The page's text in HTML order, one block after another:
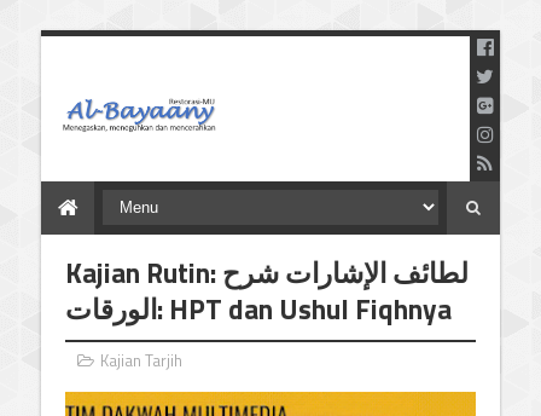
dan Mencerahkan
Kajian Rutin: لطائف الإشارات شرح
الورقات: HPT dan Ushul Fiqhnya
Kajian Tarjih